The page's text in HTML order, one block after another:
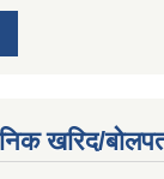
खरिद/